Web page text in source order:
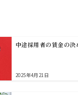
中途採用者の賃金の
2025年4月21日